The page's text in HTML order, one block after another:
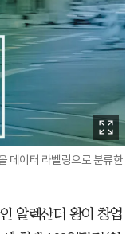
데이터 라벨링으로 분류한
알렉산더 왕이 창업